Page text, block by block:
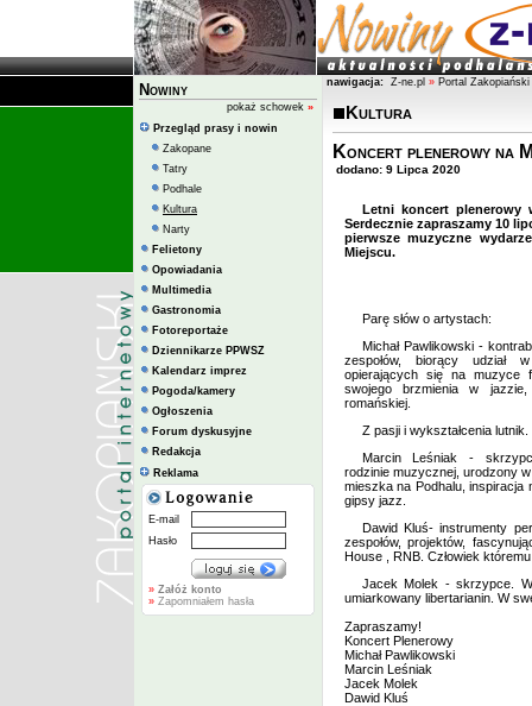
Nowiny
pokaż schowek »
Przegląd prasy i nowin
Zakopane
Tatry
Podhale
Kultura
Narty
Felietony
Opowiadania
Multimedia
Gastronomia
Fotoreportaże
Dziennikarze PPWSZ
Kalendarz imprez
Pogoda/kamery
Ogłoszenia
Forum dyskusyjne
Redakcja
Reklama
E-mail
Hasło
» Załóż konto
» Zapomniałem hasła
nawigacja: Z-ne.pl » Portal Zakopiański
Kultura
Koncert plenerowy na
dodano: 9 Lipca 2020
Letni koncert plenerowy
Serdecznie zapraszamy 10
pierwsze muzyczne
Miejscu.
Parę słów o artystach:
Michał Pawlikowski -
zespołów, biorący udział
opierających się na muzyce
swojego brzmienia w
romańskiej.
Z pasji i wykształcenia lutnik.
Marcin Leśniak -
rodzinie muzycznej, urodzony
mieszka na Podhalu,
gipsy jazz.
Dawid Kluś- instrumenty
zespołów, projektów,
House , RNB. Człowiek
Jacek Molek - skrzypce.
umiarkowany libertarianin. W
Zapraszamy!
Koncert Plenerowy
Michał Pawlikowski
Marcin Leśniak
Jacek Molek
Dawid Kluś